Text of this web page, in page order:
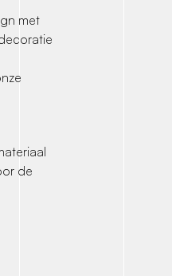
met
de